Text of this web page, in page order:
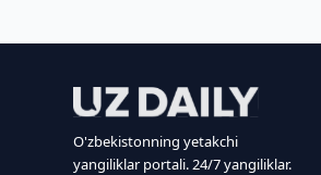
O'zbekistonning yetakchi
yangiliklar portali. 24/7 yangiliklar.